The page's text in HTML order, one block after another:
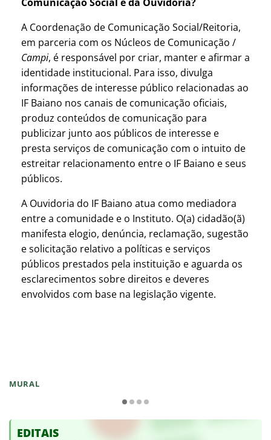
MURAL
EDITAIS
A Coordenação de Comunicação Social/Reitoria,
em parceria com os Núcleos de Comunicação /
Campi, é responsável por criar, manter e afirmar a
identidade institucional. Para isso, divulga
informações de interesse público relacionadas ao
IF Baiano nos canais de comunicação oficiais,
produz conteúdos de comunicação para
publicizar junto aos públicos de interesse e
presta serviços de comunicação com o intuito de
estreitar relacionamento entre o IF Baiano e seus
públicos.
A Ouvidoria do IF Baiano atua como mediadora
entre a comunidade e o Instituto. O(a) cidadão(ã)
manifesta elogio, denúncia, reclamação, sugestão
e solicitação relativo a políticas e serviços
públicos prestados pela instituição e aguarda os
esclarecimentos sobre direitos e deveres
envolvidos com base na legislação vigente.